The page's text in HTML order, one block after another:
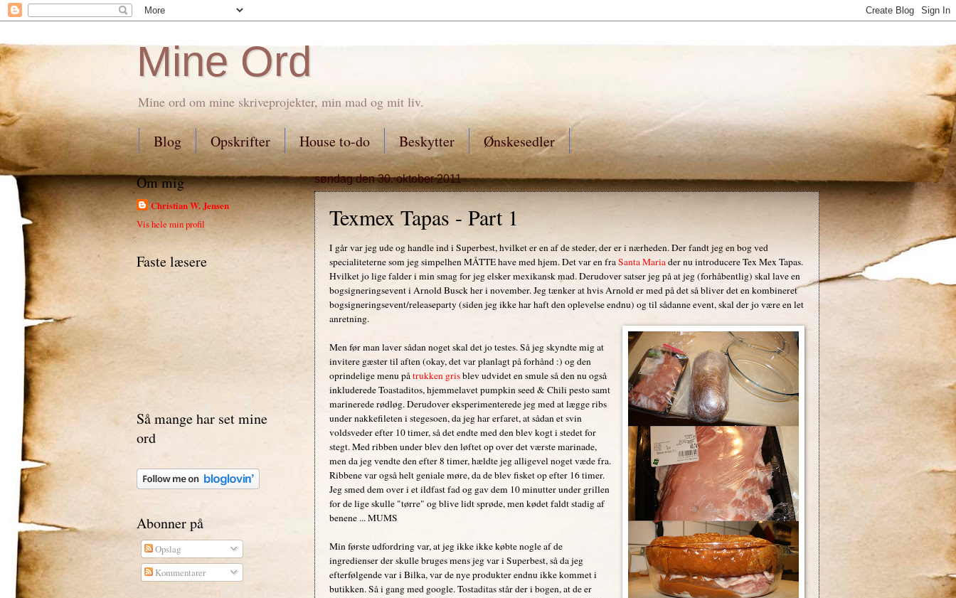
Mine Ord
Mine ord om mine skriveprojekter, min mad og mit liv.
Blog Opskrifter House to-do Beskytter Ønskesedler
søndag den 30. oktober 2011
Texmex Tapas - Part 1
I går var jeg ude og handle ind i Superbest, hvilket er en af de steder, der er i nærheden. Der fandt jeg en bog ved
specialiteterne som jeg simpelhen MÅTTE have med hjem. Det var en fraSanta Mariader nu introducere Tex Mex Tapas.
Hvilket jo lige falder i min smag for jeg elsker mexikansk mad. Derudover satser jeg på at jeg (forhåbentlig) skal lave en
bogsigneringsevent i Arnold Busck her i november. Jeg tænker at hvis Arnold er med på det så bliver det en kombineret
bogsigneringsevent/releaseparty (siden jeg ikke har haft den oplevelse endnu) og til sådanne event, skal der jo være en let
anretning.
Men før man laver sådan noget skal det jo testes. Så jeg skyndte mig at
invitere gæster til aften (okay, det var planlagt på forhånd :) og den
oprindelige menu påtrukken grisblev udvidet en smule så den nu også
inkluderede Toastaditos, hjemmelavet pumpkin seed & Chili pesto samt
marinerede rødløg. Derudover eksperimenterede jeg med at lægge ribs
under nakkefileten i stegesoen, da jeg har erfaret, at sådan et svin
voldsveder efter 10 timer, så det endte med den blev kogt i stedet for
stegt. Med ribben under blev den løftet op over det værste marinade,
men da jeg vendte den efter 8 timer, hældte jeg alligevel noget væde fra.
Ribbene var også helt geniale møre, da de blev fisket op efter 16 timer.
Jeg smed dem over i et ildfast fad og gav dem 10 minutter under grillen
for de lige skulle "tørre" og blive lidt sprøde, men kødet faldt stadig af
benene ... MUMS
Min første udfordring var, at jeg ikke ikke købte nogle af de
ingredienser der skulle bruges mens jeg var i Superbest, så da jeg
efterfølgende var i Bilka, var de nye produkter endnu ikke kommet i
butikken. Så i gang med google. Tostaditas står der i bogen, at de er
Om mig
Christian W. Jensen
Vis hele min profil
Faste læsere
Så mange har set mine
ord
Abonner på
Opslag
Kommentarer